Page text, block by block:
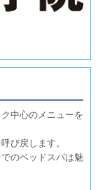
中心のメニューを
び戻します。
のベッドスパは魅